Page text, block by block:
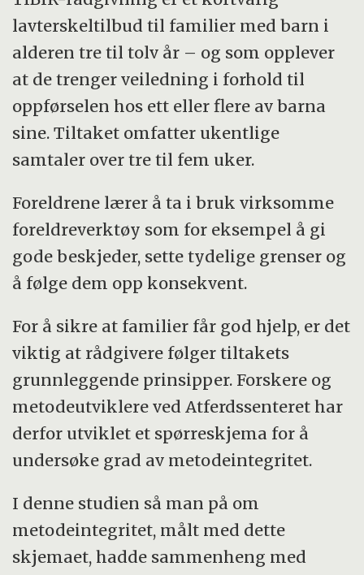
lavterskeltilbud til familier med barn i
alderen tre til tolv år – og som opplever
at de trenger veiledning i forhold til
oppførselen hos ett eller flere av barna
sine. Tiltaket omfatter ukentlige
samtaler over tre til fem uker.
Foreldrene lærer å ta i bruk virksomme
foreldreverktøy som for eksempel å gi
gode beskjeder, sette tydelige grenser og
å følge dem opp konsekvent.
For å sikre at familier får god hjelp, er det
viktig at rådgivere følger tiltakets
grunnleggende prinsipper. Forskere og
metodeutviklere ved Atferdssenteret har
derfor utviklet et spørreskjema for å
undersøke grad av metodeintegritet.
I denne studien så man på om
metodeintegritet, målt med dette
skjemaet, hadde sammenheng med